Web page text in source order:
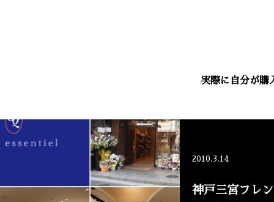
実際に自分が購
2010.3.14
神戸三宮フレ